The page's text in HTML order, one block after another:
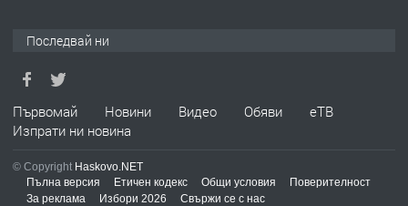
преди 1 година
Последвай ни
Първомай Новини Видео Обяви
еТВ
Изпрати ни новина
© Copyright Haskovo.NET
Пълна версия
Етичен кодекс Общи условия
Поверителност
За реклама
Избори 2026 Свържи се с нас